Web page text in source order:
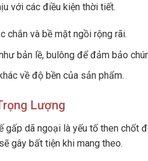
với các điều kiện thời tiết.
chắn và bề mặt ngồi rộng rãi.
bản lề, bulông để đảm bảo
về độ bền của sản phẩm.
Lượng
gấp dã ngoại là yếu tố then chốt
gây bất tiện khi mang theo.